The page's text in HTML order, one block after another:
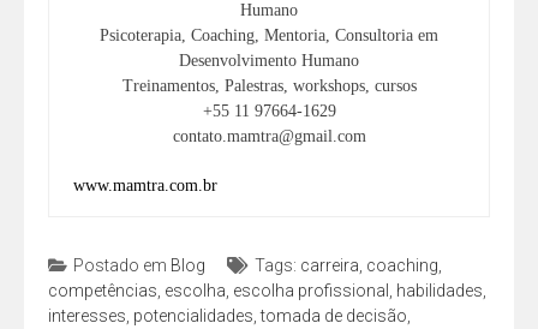
Humano
Psicoterapia, Coaching, Mentoria, Consultoria em
Desenvolvimento Humano
Treinamentos, Palestras, workshops, cursos
+55 11 97664-1629
contato.mamtra@gmail.com
www.mamtra.com.br
Postado em Blog Tags: carreira coaching
competências escolha escolha profissional habilidades
interesses potencialidades ,tomada de decisão